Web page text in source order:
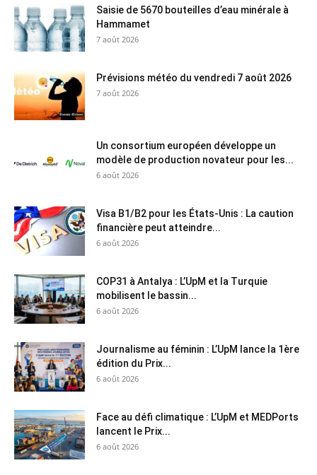
Saisie de 5670 bouteilles d’eau minérale à
Hammamet
7 août 2026
Prévisions météo du vendredi 7 août 2026
7 août 2026
Un consortium européen développe un
modèle de production novateur pour les...
6 août 2026
Visa B1/B2 pour les États-Unis : La caution
financière peut atteindre...
6 août 2026
COP31 à Antalya : L’UpM et la Turquie
mobilisent le bassin...
6 août 2026
Journalisme au féminin : L’UpM lance la 1ère
édition du Prix...
6 août 2026
Face au défi climatique : L’UpM et MEDPorts
lancent le Prix...
6 août 2026